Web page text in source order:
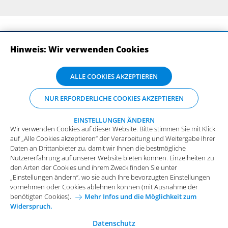
Impressum Datenschutz
Allgemeine Einkaufsbedingungen
Karriere bei Arvato Systems Kontakt
Wir verwenden Cookies auf dieser Website. Bitte stimmen Sie mit Klick
auf „Alle Cookies akzeptieren“ der Verarbeitung und Weitergabe Ihrer
Daten an Drittanbieter zu, damit wir Ihnen die bestmögliche
Nutzererfahrung auf unserer Website bieten können. Einzelheiten zu
den Arten der Cookies und ihrem Zweck finden Sie unter
„Einstellungen ändern“, wo sie auch Ihre bevorzugten Einstellungen
vornehmen oder Cookies ablehnen können (mit Ausnahme der
benötigten Cookies).
Mehr Infos und die Möglichkeit zum
Widerspruch.
Datenschutz
Hinweis: Wir verwenden Cookies
ALLE COOKIES AKZEPTIEREN
NUR ERFORDERLICHE COOKIES AKZEPTIEREN
EINSTELLUNGEN ÄNDERN
Wir verwenden Cookies auf dieser Website. Bitte stimmen Sie mit Klick
auf „Alle Cookies akzeptieren“ der Verarbeitung und Weitergabe Ihrer
Daten an Drittanbieter zu, damit wir Ihnen die bestmögliche
Nutzererfahrung auf unserer Website bieten können. Einzelheiten zu
den Arten der Cookies und ihrem Zweck finden Sie unter
„Einstellungen ändern“, wo sie auch Ihre bevorzugten Einstellungen
vornehmen oder Cookies ablehnen können (mit Ausnahme der
benötigten Cookies).
Mehr Infos und die Möglichkeit zum
Widerspruch.
Funktionale Cookies
Diese Cookies sind essenziell wichtig für die einwandfreie
Funktion der Website.
Analytische Cookies
Analytische Cookies werden verwendet, um das